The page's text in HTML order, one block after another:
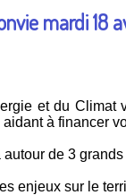
mardi
et du Climat
à financer
de 3 grands
enjeux sur le